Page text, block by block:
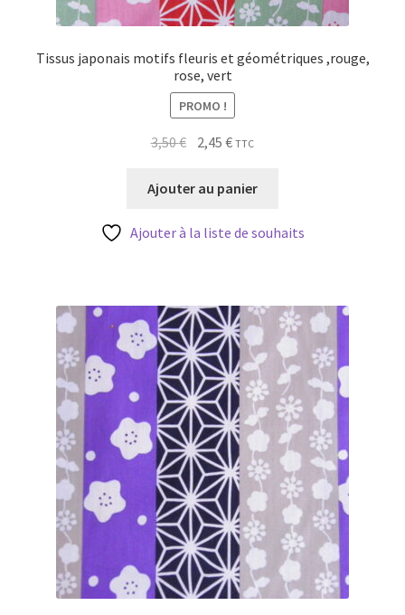
Tissus japonais motifs fleuris et géométriques ,rouge,
rose, vert
PROMO !
3,50€ Le
initial
3,50 €.
2,45€Le
actuel
2,45 €.
TTC
Ajouter au panier
Ajouter à la liste de souhaits